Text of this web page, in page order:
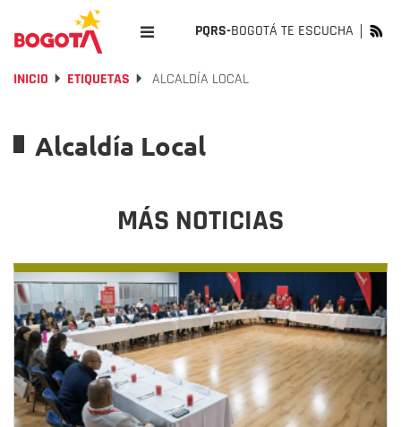
PQRS-BOGOTÁ TE ESCUCHA
INICIO ETIQUETAS ALCALDÍA LOCAL
Alcaldía Local
MÁS NOTICIAS